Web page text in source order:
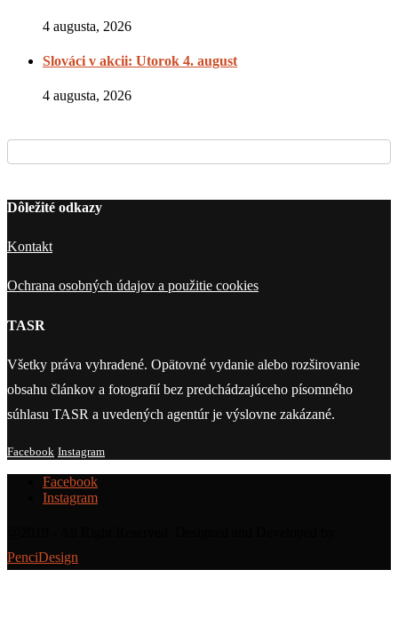
4 augusta, 2026
Slováci v akcii: Utorok 4. august
4 augusta, 2026
Dôležité odkazy
Kontakt
Ochrana osobných údajov a použitie cookies
TASR
Všetky práva vyhradené. Opätovné vydanie alebo rozširovanie
obsahu článkov a fotografií bez predchádzajúceho písomného
súhlasu TASR a uvedených agentúr je výslovne zakázané.
Facebook Instagram
Facebook
Instagram
PenciDesign